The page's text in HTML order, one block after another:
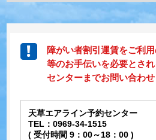
障がい者割引運賃をご利
等のお手伝いを必要とさ
センターまでお問い合わせ
天草エアライン予約センター
TEL：0969-34-1515
( 受付時間 9：00～18：00 )